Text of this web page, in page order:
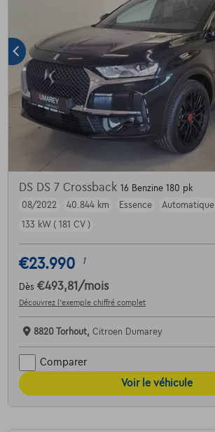
DS DS 7 Crossback 16 Benzine 180 pk
08/2022
40.844 km Essence
Automatique
133 kW ( 181 CV )
€23.990 1
Dès €493,81 /mois
Découvrez l’exemple chiffré complet
8820 Torhout, Citroen Dumarey
Comparer
Voir le véhicule